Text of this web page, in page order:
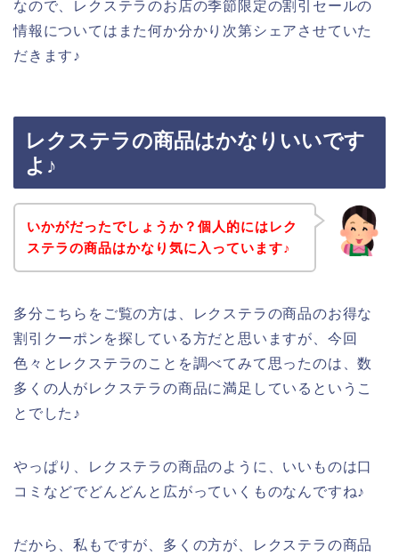
なので、レクステラのお店の季節限定の割引セールの
情報についてはまた何か分かり次第シェアさせていた
だきます♪
レクステラの商品はかなりいいです
よ♪
いかがだったでしょうか？個人的にはレク
ステラの商品はかなり気に入っています♪
多分こちらをご覧の方は、レクステラの商品のお得な
割引クーポンを探している方だと思いますが、今回
色々とレクステラのことを調べてみて思ったのは、数
多くの人がレクステラの商品に満足しているというこ
とでした♪
やっぱり、レクステラの商品のように、いいものは口
コミなどでどんどんと広がっていくものなんですね♪
だから、私もですが、多くの方が、レクステラの商品